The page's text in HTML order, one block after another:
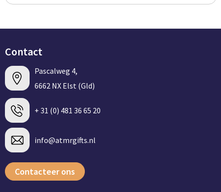
Contact
Pascalweg 4,
6662 NX Elst (Gld)
+ 31 (0) 481 36 65 20
info@atmrgifts.nl
Contacteer ons